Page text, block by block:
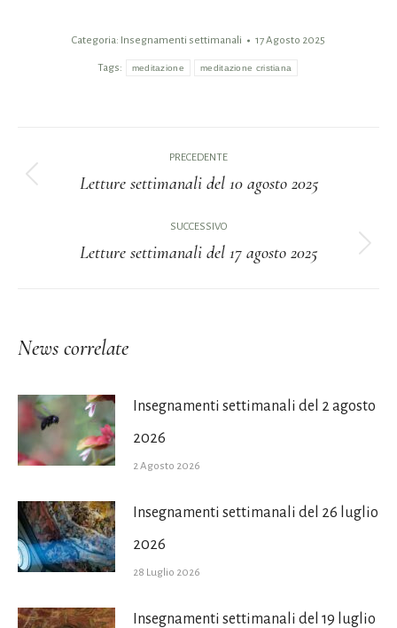
Categoria: Insegnamenti settimanali 17 Agosto 2025
Tags: meditazione meditazione cristiana
tra
PRECEDENTE
Post
precedente:
Letture settimanali del 10 agosto 2025
SUCCESSIVO
Prossimo
Letture settimanali del 17 agosto 2025
News correlate
Insegnamenti settimanali del 2 agosto
2026
2 Agosto 2026
Insegnamenti settimanali del 26 luglio
2026
28 Luglio 2026
Insegnamenti settimanali del 19 luglio